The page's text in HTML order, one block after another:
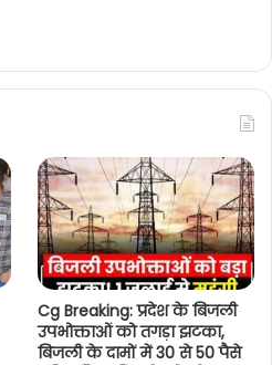
Cg Breaking: प्रदेश के बिजली
उपभोक्ताओं को तगड़ा झटका,
बिजली के दामों में 30 से 50 पैसे